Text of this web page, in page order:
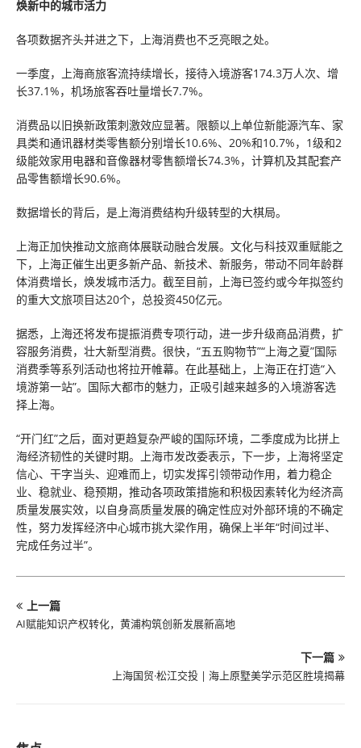
焕新中的城市活力
各项数据齐头并进之下，上海消费也不乏亮眼之处。
一季度，上海商旅客流持续增长，接待入境游客174.3万人次、增
长37.1%，机场旅客吞吐量增长7.7%。
消费品以旧换新政策刺激效应显著。限额以上单位新能源汽车、家
具类和通讯器材类零售额分别增长10.6%、20%和10.7%，1级和2
级能效家用电器和音像器材零售额增长74.3%，计算机及其配套产
品零售额增长90.6%。
数据增长的背后，是上海消费结构升级转型的大棋局。
上海正加快推动文旅商体展联动融合发展。文化与科技双重赋能之
下，上海正催生出更多新产品、新技术、新服务，带动不同年龄群
体消费增长，焕发城市活力。截至目前，上海已签约或今年拟签约
的重大文旅项目达20个，总投资450亿元。
据悉，上海还将发布提振消费专项行动，进一步升级商品消费，扩
容服务消费，壮大新型消费。很快，“五五购物节”“上海之夏”国际
消费季等系列活动也将拉开帷幕。在此基础上，上海正在打造“入
境游第一站”。国际大都市的魅力，正吸引越来越多的入境游客选
择上海。
“开门红”之后，面对更趋复杂严峻的国际环境，二季度成为比拼上
海经济韧性的关键时期。上海市发改委表示，下一步，上海将坚定
信心、干字当头、迎难而上，切实发挥引领带动作用，着力稳企
业、稳就业、稳预期，推动各项政策措施和积极因素转化为经济高
质量发展实效，以自身高质量发展的确定性应对外部环境的不确定
性，努力发挥经济中心城市挑大梁作用，确保上半年“时间过半、
完成任务过半”。
上一篇
AI赋能知识产权转化，黄浦构筑创新发展新高地
下一篇
上海国贸·松江交投 | 海上原墅美学示范区胜境揭幕